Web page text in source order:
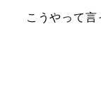
こうやって